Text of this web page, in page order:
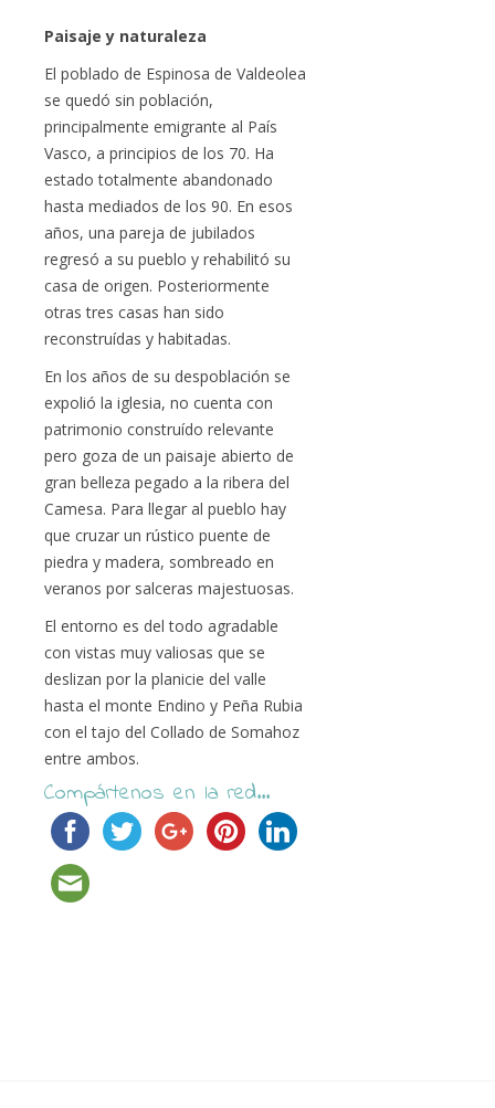
Paisaje y naturaleza
El poblado de Espinosa de Valdeolea
se quedó sin población,
principalmente emigrante al País
Vasco, a principios de los 70. Ha
estado totalmente abandonado
hasta mediados de los 90. En esos
años, una pareja de jubilados
regresó a su pueblo y rehabilitó su
casa de origen. Posteriormente
otras tres casas han sido
reconstruídas y habitadas.
En los años de su despoblación se
expolió la iglesia, no cuenta con
patrimonio construído relevante
pero goza de un paisaje abierto de
gran belleza pegado a la ribera del
Camesa. Para llegar al pueblo hay
que cruzar un rústico puente de
piedra y madera, sombreado en
veranos por salceras majestuosas.
El entorno es del todo agradable
con vistas muy valiosas que se
deslizan por la planicie del valle
hasta el monte Endino y Peña Rubia
con el tajo del Collado de Somahoz
entre ambos.
Compártenos en la red...